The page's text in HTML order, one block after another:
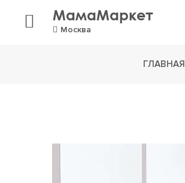
МамаМаркет
Москва
ГЛАВНАЯ